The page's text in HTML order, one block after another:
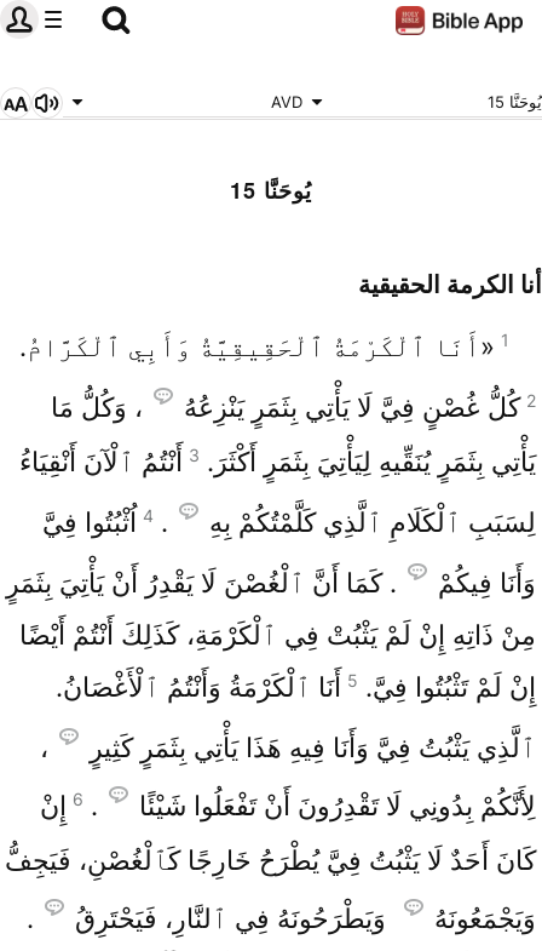
يُوحَنَّا 15 AVD
يُوحَنَّا 15
أنا الكرمة الحقيقية
1 «أَنَا ٱلْكَرْمَةُ ٱلْحَقِيقِيَّةُ وَأَبِي ٱلْكَرَّامُ.
2 كُلُّ غُصْنٍ فِيَّ لَا يَأْتِي بِثَمَرٍ يَنْزِعُهُ
، وَكُلُّ مَا
يَأْتِي بِثَمَرٍ يُنَقِّيهِ لِيَأْتِيَ بِثَمَرٍ أَكْثَرَ. 3 أَنْتُمُ ٱلْآنَ أَنْقِيَاءُ
لِسَبَبِ ٱلْكَلَامِ ٱلَّذِي كَلَّمْتُكُمْ بِهِ
.
4 اُثْبُتُوا فِيَّ
وَأَنَا فِيكُمْ
. كَمَا أَنَّ ٱلْغُصْنَ لَا يَقْدِرُ أَنْ يَأْتِيَ بِثَمَرٍ
مِنْ ذَاتِهِ إِنْ لَمْ يَثْبُتْ فِي ٱلْكَرْمَةِ، كَذَلِكَ أَنْتُمْ أَيْضًا
إِنْ لَمْ تَثْبُتُوا فِيَّ. 5 أَنَا ٱلْكَرْمَةُ وَأَنْتُمُ ٱلْأَغْصَانُ.
ٱلَّذِي يَثْبُتُ فِيَّ وَأَنَا فِيهِ هَذَا يَأْتِي بِثَمَرٍ كَثِيرٍ
،
لِأَنَّكُمْ بِدُونِي لَا تَقْدِرُونَ أَنْ تَفْعَلُوا شَيْئًا
.
6 إِنْ
كَانَ أَحَدٌ لَا يَثْبُتُ فِيَّ يُطْرَحُ خَارِجًا كَٱلْغُصْنِ، فَيَجِفُّ
وَيَجْمَعُونَهُ
وَيَطْرَحُونَهُ فِي ٱلنَّارِ، فَيَحْتَرِقُ .